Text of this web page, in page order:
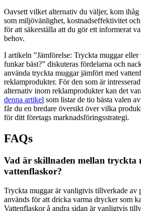
Oavsett vilket alternativ du väljer, kom ihåg
som miljövänlighet, kostnadseffektivitet
för att säkerställa att du gör ett informerat
behov.
I artikeln ”Jämförelse: Tryckta muggar
funkar bäst?” diskuteras fördelarna och
använda tryckta muggar jämfört med
reklamprodukter. För den som är
alternativ inom reklamprodukter kan det
denna artikel som listar de tio bästa valen
får du en bredare översikt över vilka
för ditt företags marknadsföringsstrategi.
FAQs
Vad är skillnaden mellan tryckta
vattenflaskor?
Tryckta muggar är vanligtvis tillverkade av
används för att dricka varma drycker som
Vattenflaskor å andra sidan är vanligtvis